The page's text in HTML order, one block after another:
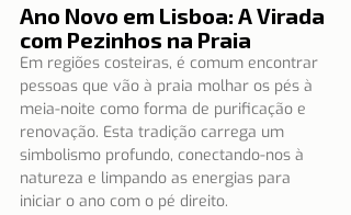
Ano Novo em Lisboa: A Virada
com Pezinhos na Praia
Em regiões costeiras, é comum encontrar
pessoas que vão à praia molhar os pés à
meia-noite como forma de purificação e
renovação. Esta tradição carrega um
simbolismo profundo, conectando-nos à
natureza e limpando as energias para
iniciar o ano com o pé direito.